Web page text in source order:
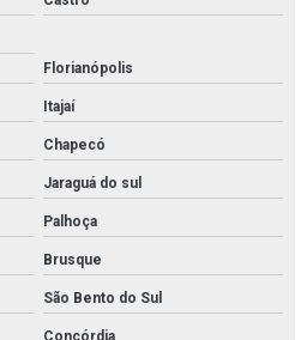
Florianópolis
Itajaí
Chapecó
Jaraguá do sul
Palhoça
Brusque
São Bento do Sul